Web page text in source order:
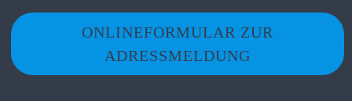
ONLINEFORMULAR ZUR
ADRESSMELDUNG